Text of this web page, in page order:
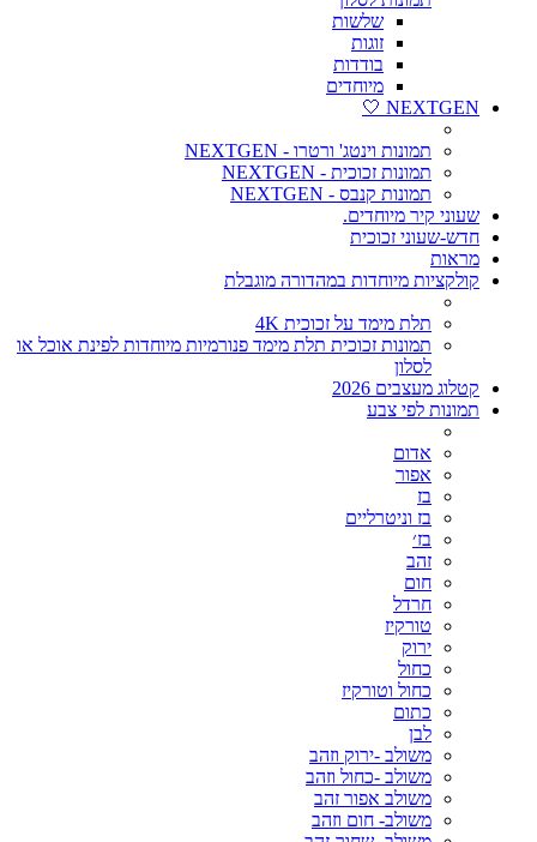
שלשות
זוגות
בודדות
מיוחדים
NEXTGEN 🤍
תמונות וינטג' ורטרו - NEXTGEN
תמונות זכוכית - NEXTGEN
תמונות קנבס - NEXTGEN
שעוני קיר מיוחדים.
חדש-שעוני זכוכית
מראות
קולקציות מיוחדות במהדורה מוגבלת
תלת מימד על זכוכית 4K
תמונות זכוכית תלת מימד פנורמיות מיוחדות לפינת אוכל או
לסלון
קטלוג מעצבים 2026
תמונות לפי צבע
אדום
אפור
בז
בז וניטרליים
בז׳
זהב
חום
חרדל
טורקיז
ירוק
כחול
כחול וטורקיז
כתום
לבן
משולב -ירוק וזהב
משולב -כחול וזהב
משולב אפור זהב
משולב- חום וזהב